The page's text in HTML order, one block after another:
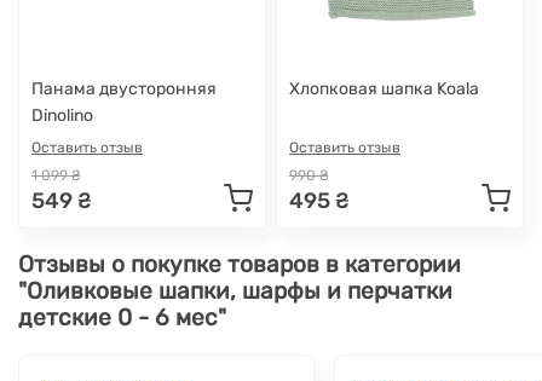
Панама двусторонняя
Dinolino
Оставить отзыв
1 099 ₴
549 ₴
Хлопковая шапка Koala
Оставить отзыв
990 ₴
495 ₴
Отзывы о покупке товаров в категории
"Оливковые шапки, шарфы и перчатки
детские 0 - 6 мес"